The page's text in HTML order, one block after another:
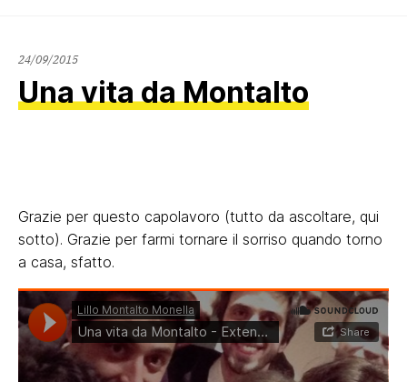
24/09/201528/09/2015
Una vita da Montalto
Grazie per questo capolavoro (tutto da ascoltare, qui
sotto). Grazie per farmi tornare il sorriso quando torno
a casa, sfatto.